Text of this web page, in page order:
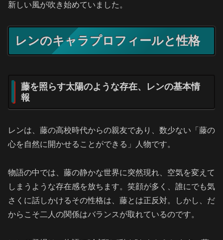
新しい風が吹き始めていました。
レンのキャラプロフィールと性格
藤を照らす太陽のような存在、レンの基本情
報
レンは、藤の高校時代からの親友であり、数少ない「藤の
心を自然に開かせることができる」人物です。
物語の中では、藤の静かな世界に突然現れ、空気を変えて
しまうような存在感を放ちます。笑顔が多く、誰にでも気
さくに話しかけるその性格は、藤とは正反対。しかし、だ
からこそ二人の関係はバランスが取れているのです。